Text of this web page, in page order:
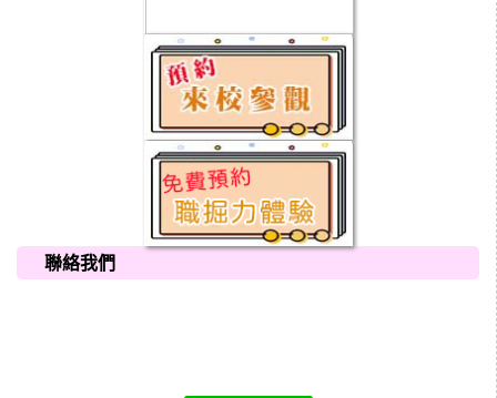
聯絡我們